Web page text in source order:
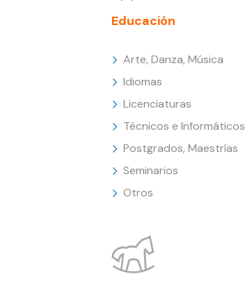
Educación
Arte, Danza, Música
Idiomas
Licenciaturas
Técnicos e Informáticos
Postgrados, Maestrías
Seminarios
Otros